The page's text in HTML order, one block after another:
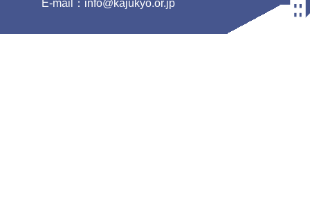
E-mail：info@kajukyo.or.jp